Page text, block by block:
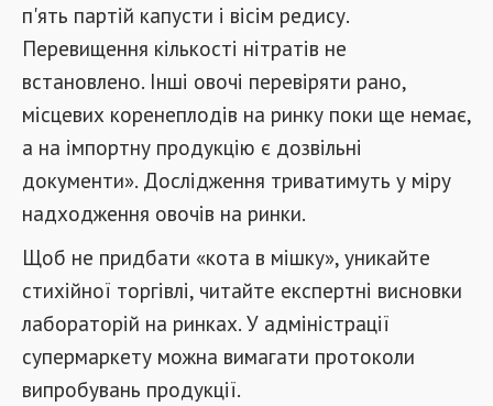
п'ять партій капусти і вісім редису.
Перевищення кількості нітратів не
встановлено. Інші овочі перевіряти рано,
місцевих коренеплодів на ринку поки ще немає,
а на імпортну продукцію є дозвільні
документи». Дослідження триватимуть у міру
надходження овочів на ринки.
Щоб не придбати «кота в мішку», уникайте
стихійної торгівлі, читайте експертні висновки
лабораторій на ринках. У адміністрації
супермаркету можна вимагати протоколи
випробувань продукції.